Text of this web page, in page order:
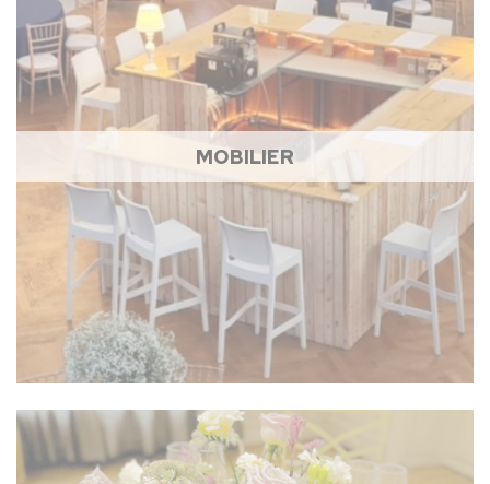
MOBILIER